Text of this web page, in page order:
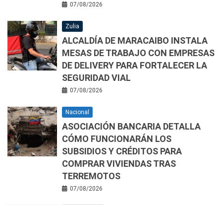
07/08/2026
Zulia
ALCALDÍA DE MARACAIBO INSTALA
MESAS DE TRABAJO CON EMPRESAS
DE DELIVERY PARA FORTALECER LA
SEGURIDAD VIAL
07/08/2026
Nacional
ASOCIACIÓN BANCARIA DETALLA
CÓMO FUNCIONARÁN LOS
SUBSIDIOS Y CRÉDITOS PARA
COMPRAR VIVIENDAS TRAS
TERREMOTOS
07/08/2026